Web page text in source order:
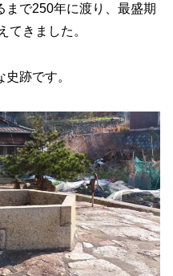
まで250年に渡り、最盛期
てきました。
跡です。